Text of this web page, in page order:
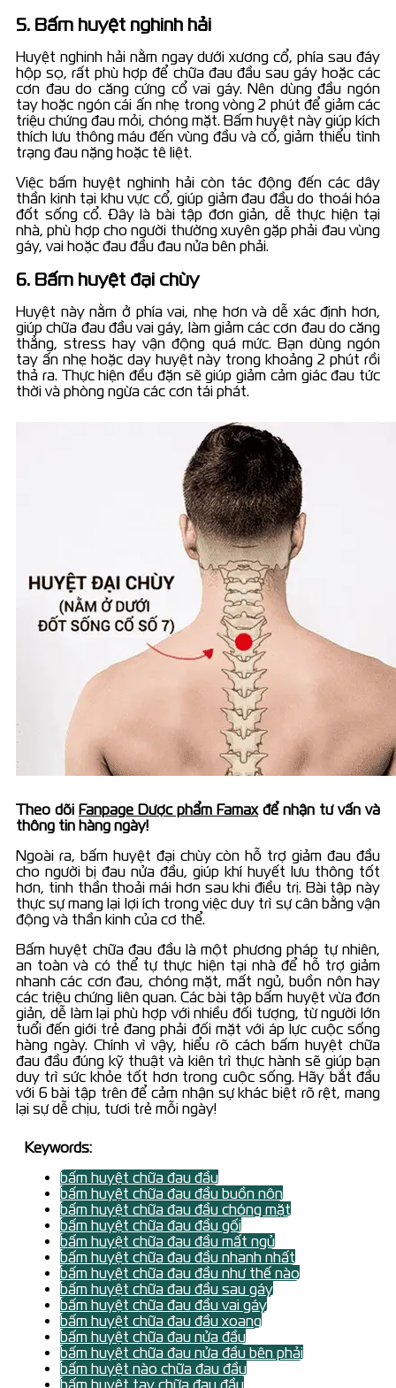
5. Bấm huyệt nghinh hải
Huyệt nghinh hải nằm ngay dưới xương cổ, phía sau đáy
hộp sọ, rất phù hợp để chữa đau đầu sau gáy hoặc các
cơn đau do căng cứng cổ vai gáy. Nên dùng đầu ngón
tay hoặc ngón cái ấn nhẹ trong vòng 2 phút để giảm các
triệu chứng đau mỏi, chóng mặt. Bấm huyệt này giúp kích
thích lưu thông máu đến vùng đầu và cổ, giảm thiểu tình
trạng đau nặng hoặc tê liệt.
Việc bấm huyệt nghinh hải còn tác động đến các dây
thần kinh tại khu vực cổ, giúp giảm đau đầu do thoái hóa
đốt sống cổ. Đây là bài tập đơn giản, dễ thực hiện tại
nhà, phù hợp cho người thường xuyên gặp phải đau vùng
gáy, vai hoặc đau đầu đau nửa bên phải.
6. Bấm huyệt đại chùy
Huyệt này nằm ở phía vai, nhẹ hơn và dễ xác định hơn,
giúp chữa đau đầu vai gáy, làm giảm các cơn đau do căng
thẳng, stress hay vận động quá mức. Bạn dùng ngón
tay ấn nhẹ hoặc day huyệt này trong khoảng 2 phút rồi
thả ra. Thực hiện đều đặn sẽ giúp giảm cảm giác đau tức
thời và phòng ngừa các cơn tái phát.
Theo dõi Fanpage Dược phẩm Famaxđể nhận tư vấn và
thông tin hàng ngày!
Ngoài ra, bấm huyệt đại chùy còn hỗ trợ giảm đau đầu
cho người bị đau nửa đầu, giúp khí huyết lưu thông tốt
hơn, tinh thần thoải mái hơn sau khi điều trị. Bài tập này
thực sự mang lại lợi ích trong việc duy trì sự cân bằng vận
động và thần kinh của cơ thể.
Bấm huyệt chữa đau đầu là một phương pháp tự nhiên,
an toàn và có thể tự thực hiện tại nhà để hỗ trợ giảm
nhanh các cơn đau, chóng mặt, mất ngủ, buồn nôn hay
các triệu chứng liên quan. Các bài tập bấm huyệt vừa đơn
giản, dễ làm lại phù hợp với nhiều đối tượng, từ người lớn
tuổi đến giới trẻ đang phải đối mặt với áp lực cuộc sống
hàng ngày. Chính vì vậy, hiểu rõ cách bấm huyệt chữa
đau đầu đúng kỹ thuật và kiên trì thực hành sẽ giúp bạn
duy trì sức khỏe tốt hơn trong cuộc sống. Hãy bắt đầu
với 6 bài tập trên để cảm nhận sự khác biệt rõ rệt, mang
lại sự dễ chịu, tươi trẻ mỗi ngày!
Keywords:
bấm huyệt chữa đau đầu
bấm huyệt chữa đau đầu buồn nôn
bấm huyệt chữa đau đầu chóng mặt
bấm huyệt chữa đau đầu gối
bấm huyệt chữa đau đầu mất ngủ
bấm huyệt chữa đau đầu nhanh nhất
bấm huyệt chữa đau đầu như thế nào
bấm huyệt chữa đau đầu sau gáy
bấm huyệt chữa đau đầu vai gáy
bấm huyệt chữa đau đầu xoang
bấm huyệt chữa đau nửa đầu
bấm huyệt chữa đau nửa đầu bên phải
bấm huyệt nào chữa đau đầu
bấm huyệt tay chữa đau đầu